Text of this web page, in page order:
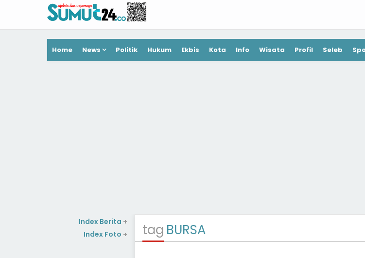
Home News Politik Hukum Ekbis Kota Info Wisata Profil Seleb
tag BURSA
Index Berita +
Index Foto +